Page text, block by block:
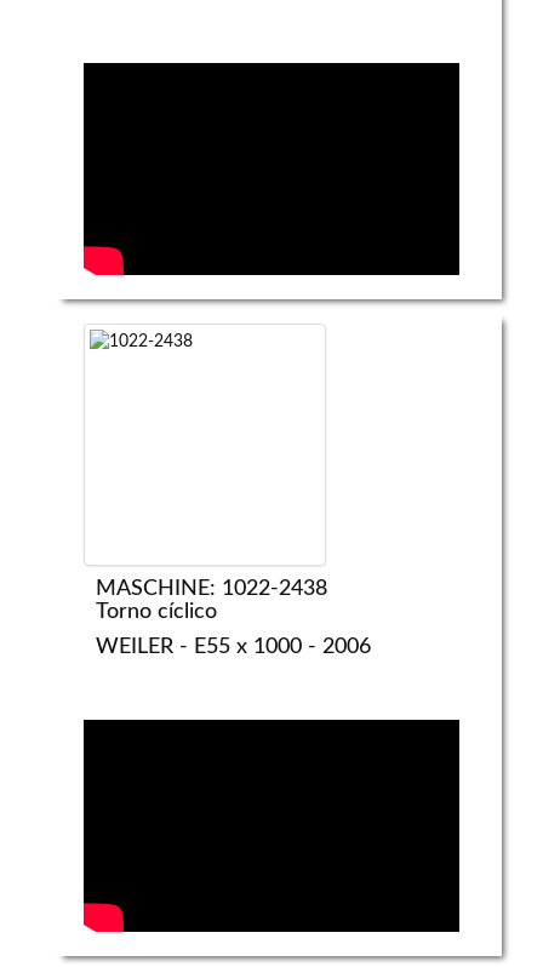
MASCHINE: 1022-2438
Torno cíclico
WEILER - E55 x 1000 - 2006